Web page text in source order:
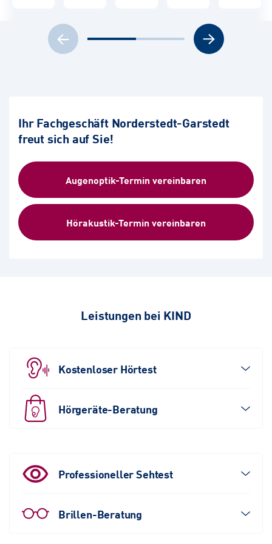
Ihr Fachgeschäft Norderstedt-Garstedt
freut sich auf Sie!
Augenoptik-Termin vereinbaren
Hörakustik-Termin vereinbaren
Leistungen bei KIND
Kostenloser Hörtest
Hörgeräte-Beratung
Professioneller Sehtest
Brillen-Beratung